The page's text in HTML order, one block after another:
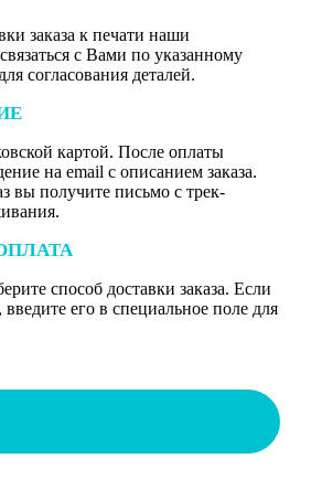
заказа к печати наши
с Вами по указанному
согласования деталей.
картой. После оплаты
на email с описанием заказа.
вы получите письмо с трек-
способ доставки заказа. Если
введите его в специальное поле для